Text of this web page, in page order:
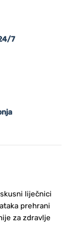
7
liječnici
prehrani
za zdravlje